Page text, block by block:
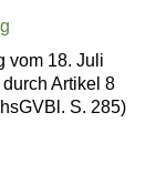
vom 18. Juli
Artikel 8
S. 285)